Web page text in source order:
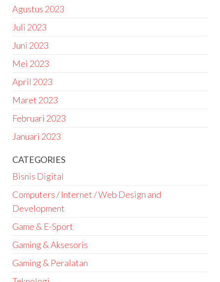
Agustus 2023
Juli 2023
Juni 2023
Mei 2023
April 2023
Maret 2023
Februari 2023
Januari 2023
CATEGORIES
Bisnis Digital
Computers / Internet / Web Design and
Development
Game & E-Sport
Gaming & Aksesoris
Gaming & Peralatan